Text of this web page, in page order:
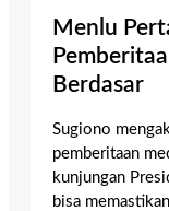
Menlu
Berdasar
Sugiono
pemberitaan
kunjungan
bisa